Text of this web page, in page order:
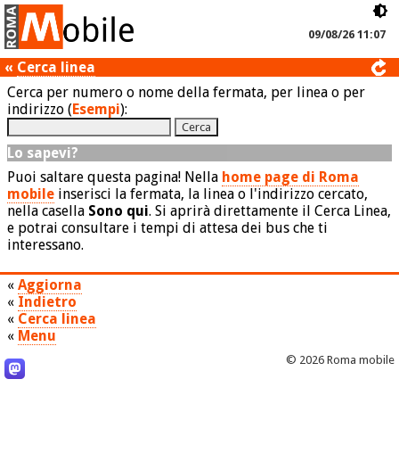
09/08/26 11:07
« Cerca linea
Cerca per numero o nome della fermata, per linea o per
indirizzo (Esempi):
Lo sapevi?
Puoi saltare questa pagina! Nella home page di Roma
mobile inserisci la fermata, la linea o l'indirizzo cercato,
nella casella Sono qui. Si aprirà direttamente il Cerca Linea,
e potrai consultare i tempi di attesa dei bus che ti
interessano.
« Aggiorna
« Indietro
« Cerca linea
« Menu
© 2026 Roma mobile